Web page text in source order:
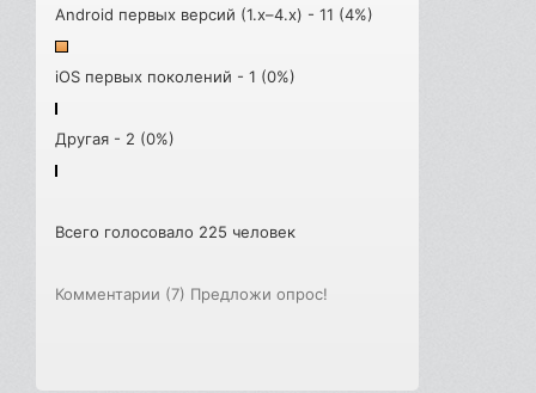
Android первых версий (1.x–4.x) - 11 (4%)
iOS первых поколений - 1 (0%)
Другая - 2 (0%)
Всего голосовало 225 человек
Комментарии (7) Предложи опрос!